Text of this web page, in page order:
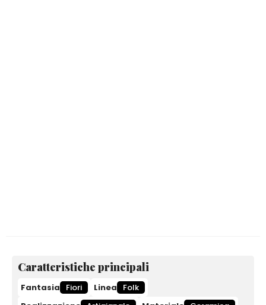
Caratteristiche principali
Fantasia Fiori Linea
Folk